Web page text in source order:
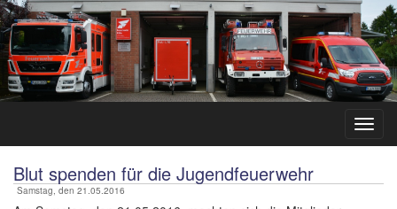
Blut spenden für die Jugendfeuerwehr
Samstag, den 21.05.2016